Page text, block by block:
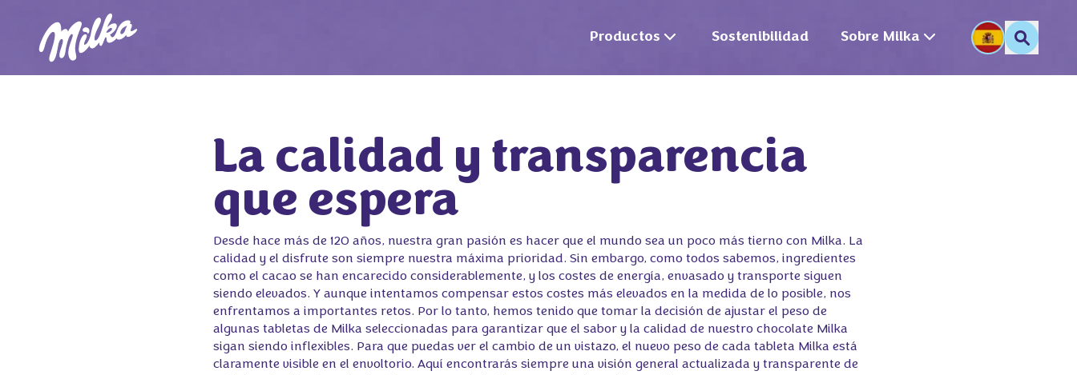
Productos Sostenibilidad Sobre Milka
La calidad y transparencia
que espera
Desde hace más de 120 años, nuestra gran pasión es hacer que el mundo sea un poco más tierno con Milka. La
calidad y el disfrute son siempre nuestra máxima prioridad. Sin embargo, como todos sabemos, ingredientes
como el cacao se han encarecido considerablemente, y los costes de energía, envasado y transporte siguen
siendo elevados. Y aunque intentamos compensar estos costes más elevados en la medida de lo posible, nos
enfrentamos a importantes retos. Por lo tanto, hemos tenido que tomar la decisión de ajustar el peso de
algunas tabletas de Milka seleccionadas para garantizar que el sabor y la calidad de nuestro chocolate Milka
sigan siendo inflexibles. Para que puedas ver el cambio de un vistazo, el nuevo peso de cada tableta Milka está
claramente visible en el envoltorio. Aquí encontrarás siempre una visión general actualizada y transparente de